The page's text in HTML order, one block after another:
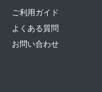
ご利用ガイド
よくある質問
お問い合わせ